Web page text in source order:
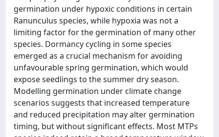
germination under hypoxic conditions in certain
Ranunculus species, while hypoxia was not a
limiting factor for the germination of many other
species. Dormancy cycling in some species
emerged as a crucial mechanism for avoiding
unfavourable spring germination, which would
expose seedlings to the summer dry season.
Modelling germination under climate change
scenarios suggests that increased temperature
and reduced precipitation may alter germination
timing, but without significant effects. Most MTPs